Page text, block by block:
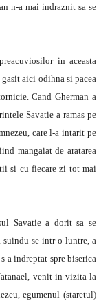
n-a mai indraznit sa se
in aceasta
aici odihna si pacea
Cand Gherman a
Savatie a ramas pe
care l-a intarit pe
mangaiat de aratarea
si cu fiecare zi tot mai
Savatie a dorit sa se
suindu-se intr-o luntre, a
a indreptat spre biserica
venit in vizita la
egumenul (staretul)